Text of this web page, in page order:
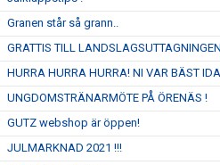
Granen står så grann..
GRATTIS TILL
HURRA HURRA HURRA! NI VAR BÄST
UNGDOMSTRÄNARMÖTE PÅ ÖRENÄS !
GUTZ webshop är öppen!
JULMARKNAD 2021 !!!